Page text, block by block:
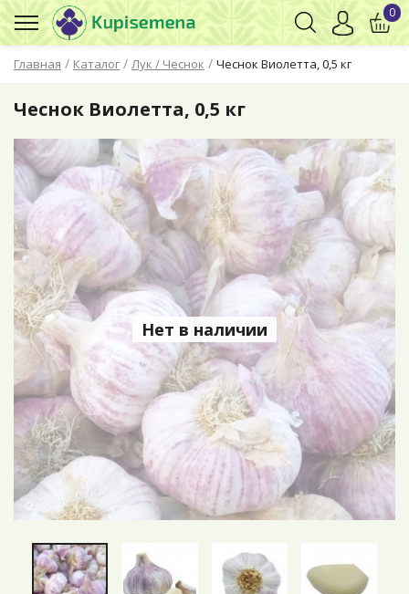
Главная / Каталог / Лук / Чеснок / Чеснок Виолетта, 0,5 кг
0
Чеснок Виолетта, 0,5 кг
Нет в наличии